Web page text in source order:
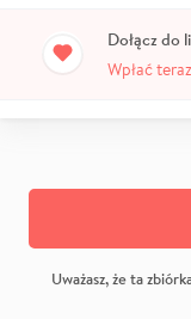
Dołącz do
Wpłać teraz
Uważasz, że ta